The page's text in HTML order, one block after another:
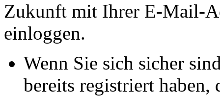
Zukunft mit Ihrer E-Mail-
einloggen.
Wenn Sie sich sicher
bereits registriert haben,